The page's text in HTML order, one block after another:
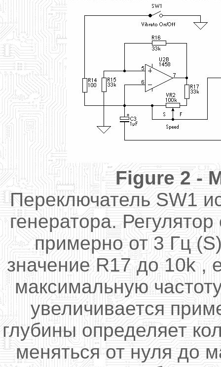
Figure2 -
Переключатель SW1
генератора.
примерно от 3 Гц
значение R17 до 10k ,
максимальную
увеличивается
глубины определяет
меняться от нуля до